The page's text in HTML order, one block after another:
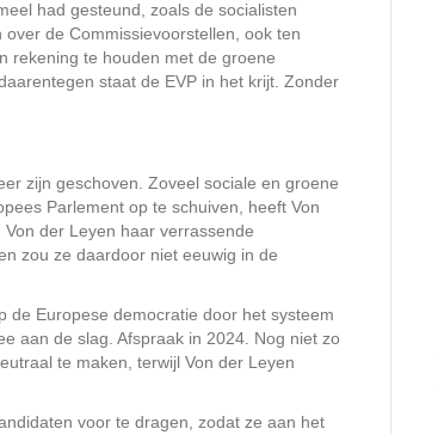
had gesteund, zoals de socialisten
de Commissievoorstellen, ook ten
rekening te houden met de groene
staat de EVP in het krijt. Zonder
zijn geschoven. Zoveel sociale en groene
Parlement op te schuiven, heeft Von
der Leyen haar verrassende
zou ze daardoor niet eeuwig in de
de Europese democratie door het systeem
aan de slag. Afspraak in 2024. Nog niet zo
te maken, terwijl Von der Leyen
voor te dragen, zodat ze aan het